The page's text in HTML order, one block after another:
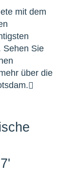
mit dem
Sehen Sie
über die